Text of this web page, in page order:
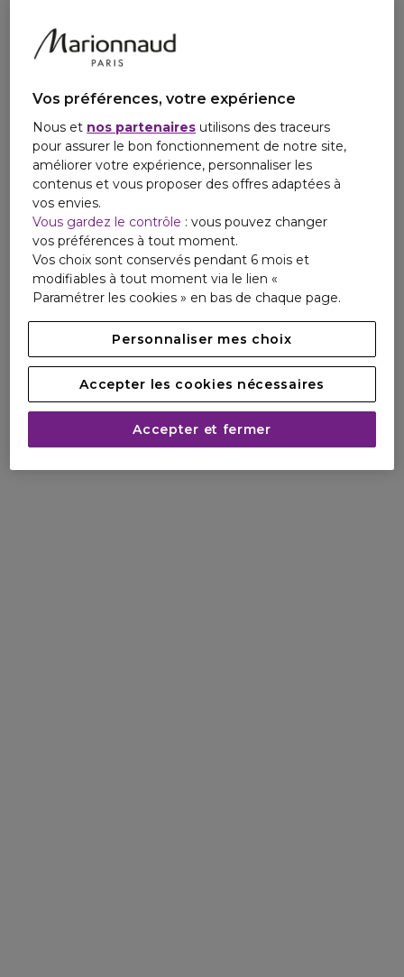
Vos préférences, votre expérience
Nous et nos partenaires utilisons des traceurs
pour assurer le bon fonctionnement de notre site,
améliorer votre expérience, personnaliser les
contenus et vous proposer des offres adaptées à
vos envies.
Vous gardez le contrôle : vous pouvez changer
vos préférences à tout moment.
Vos choix sont conservés pendant 6 mois et
modifiables à tout moment via le lien «
Paramétrer les cookies » en bas de chaque page.
Personnaliser mes choix
Accepter les cookies nécessaires
Accepter et fermer